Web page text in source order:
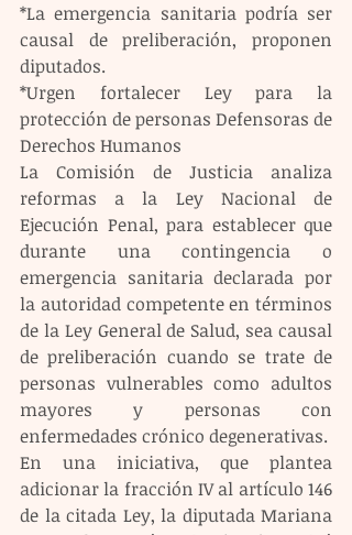
*La emergencia sanitaria podría ser
causal de preliberación, proponen
diputados.
*Urgen fortalecer Ley para la
protección de personas Defensoras de
Derechos Humanos
La Comisión de Justicia analiza
reformas a la Ley Nacional de
Ejecución Penal, para establecer que
durante una contingencia o
emergencia sanitaria declarada por
la autoridad competente en términos
de la Ley General de Salud, sea causal
de preliberación cuando se trate de
personas vulnerables como adultos
mayores y personas con
enfermedades crónico degenerativas.
En una iniciativa, que plantea
adicionar la fracción IV al artículo 146
de la citada Ley, la diputada Mariana